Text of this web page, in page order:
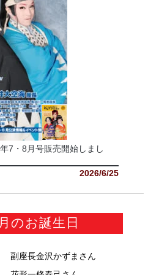
7・8月号販売開始しまし
2026/6/25
のお誕生日
副座長金沢かずま さん